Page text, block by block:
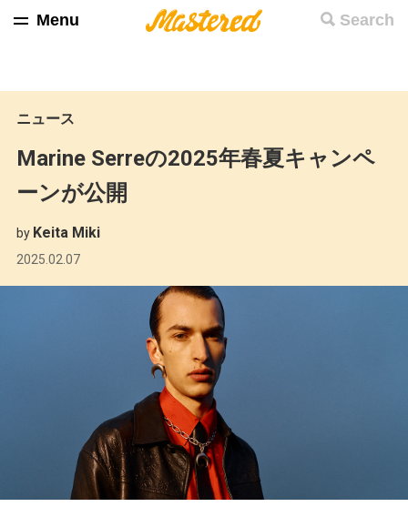
Search
Menu
ニュース
Marine Serreの2025年春夏キャンペ
ーンが公開
by Keita Miki
2025.02.07